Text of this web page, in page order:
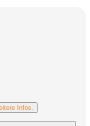
Infos.